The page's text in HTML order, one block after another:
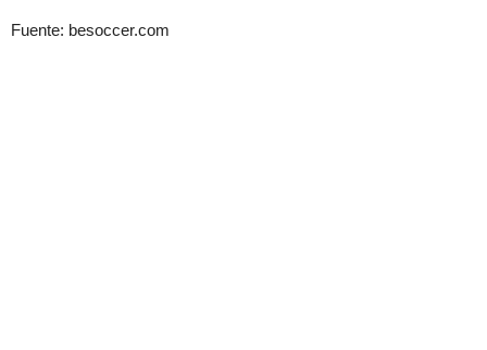
Fuente: besoccer.com